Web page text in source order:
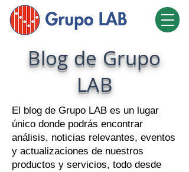
Blog de Grupo
LAB
El blog de Grupo LAB es un lugar
único donde podrás encontrar
análisis, noticias relevantes, eventos
y actualizaciones de nuestros
productos y servicios, todo desde